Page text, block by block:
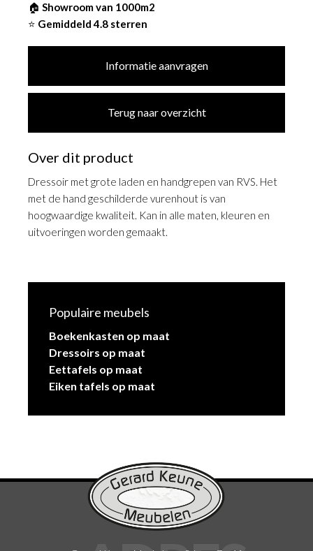
Populaire meubels
Boekenkasten op maat
Dressoirs op maat
Eettafels op maat
Eiken tafels op maat
🏠 Showroom van 1000m2
⭐ Gemiddeld 4.8 sterren
Informatie aanvragen
Terug naar overzicht
Over dit product
Dressoir met grote laden en handgrepen van RVS. Het
met de hand geschilderde vurenhout is van
hoogwaardige kwaliteit. Kan in alle maten, kleuren en
uitvoeringen worden gemaakt.